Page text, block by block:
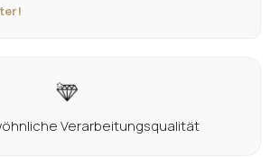
Verarbeitungsqualität